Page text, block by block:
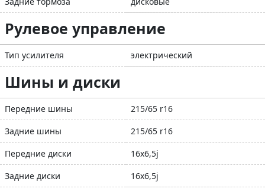
Рулевое управление
Тип усилителя электрический
Шины и диски
Передние шины
215/65 r16
Задние шины
215/65 r16
Передние диски
16x6,5j
Задние диски
16x6,5j